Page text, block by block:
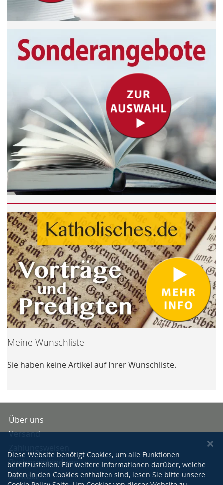
Meine Wunschliste
Sie haben keine Artikel auf Ihrer Wunschliste.
Über uns
Versand
Buchpreisbindung
Kontakt
Diese Website benötigt Cookies, um alle Funktionen
bereitzustellen. Für weitere Informationen darüber, welche
Daten in den Cookies enthalten sind, lesen Sie bitte unsere